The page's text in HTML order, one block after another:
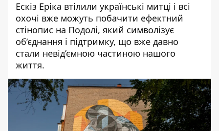
Ескіз Еріка втілили українські митці і всі
охочі вже можуть побачити ефектний
стінопис на Подолі, який символізує
об’єднання і підтримку, що вже давно
стали невід’ємною частиною нашого
життя.